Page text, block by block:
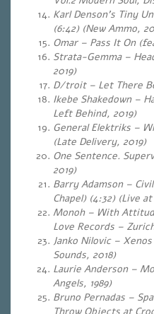
Karl Denson’s Tiny
(6:42) (New Ammo,
Omar – Pass It On
Strata-Gemma –
2019)
D/troit – Let There
Ikebe Shakedown –
Left Behind, 2019)
General Elektriks –
(Late Delivery, 2019)
One Sentence.
2019)
Barry Adamson –
Chapel) (4:32) (Live
Monoh – With
Love Records –
Janko Nilovic –
Sounds, 2018)
Laurie Anderson –
Angels, 1989)
Bruno Pernadas –